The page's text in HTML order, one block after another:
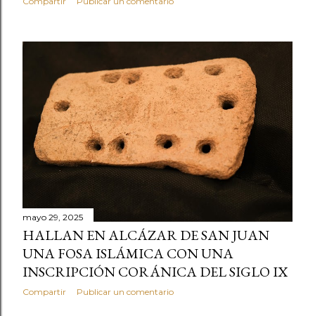
mayo 29, 2025
HALLAN EN ALCÁZAR DE SAN JUAN
UNA FOSA ISLÁMICA CON UNA
INSCRIPCIÓN CORÁNICA DEL SIGLO IX
Compartir Publicar un comentario